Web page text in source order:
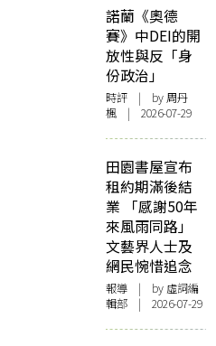
諾蘭《奧德
賽》中DEI的開
放性與反「身
份政治」
時評 | by周丹
楓 | 2026-07-29
田園書屋宣布
租約期滿後結
業 「感謝50年
來風雨同路」
文藝界人士及
網民惋惜追念
報導 | by 虛詞編
輯部 | 2026-07-29